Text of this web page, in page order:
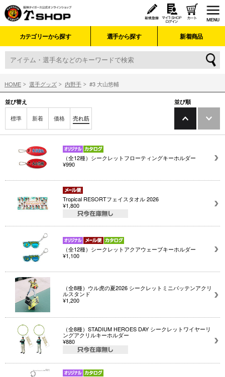
カテゴリーから探す 選手から探す 新着商品
HOME 選手グッズ 内野手 #3 大山悠輔
並び替え
標準 新着 価格 売れ筋
並び順
（全12種）シークレットフローティングキーホルダー
¥990
Tropical RESORTフェイスタオル 2026
¥1,800
（全12種）シークレットアクアウェーブキーホルダー
¥1,100
（全8種）ウル虎の夏2026 シークレットミニバッテンアクリ
ルスタンド
¥1,200
（全8種）STADIUM HEROES DAY シークレットワイヤーリ
ングアクリルキーホルダー
¥880